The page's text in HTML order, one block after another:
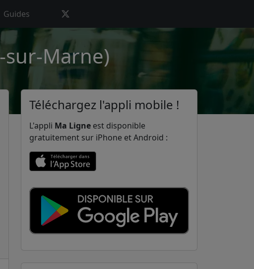
Guides
sur-Marne)
Téléchargez l'appli mobile !
L'appli Ma Ligne est disponible
gratuitement sur iPhone et Android :